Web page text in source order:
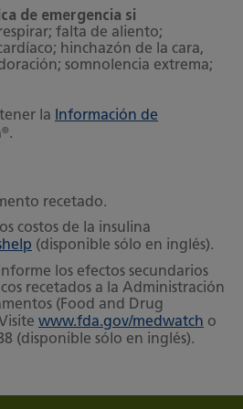
de emergencia si
falta de aliento;
hinchazón de la cara,
somnolencia extrema;
la
Información de
® .
recetado.
costos de la insulina
(disponible sólo en inglés).
los efectos secundarios
recetados a la Administración
(Food and Drug
www.fda.gov/medwatch o
(disponible sólo en inglés).